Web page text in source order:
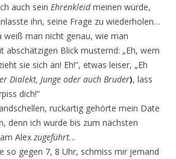
auch sein Ehrenkleidmeinen würde,
ihn, seine Frage zu wiederholen…
weiß man nicht genau, wie man
abschätzigen Blick musternd: „Eh, wem
sie sich an! Eh!”, etwas leiser, „Eh
Dialekt, Junge oder auch Bruder), lass
dich!”
ruckartig gehörte mein Date
denn ich wurde bis zum nächsten
Alex zugeführt...
so gegen 7, 8 Uhr, schmiss mir jemand